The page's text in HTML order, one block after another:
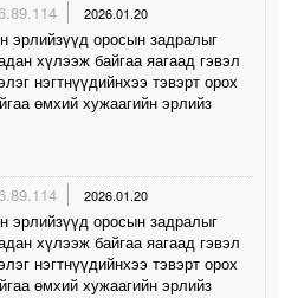
2026.01.20
эрлийзүүд оросын задралыг
хүлээж байгаа яагаад гэвэл
нэгтнүүдийнхээ тэвэрт орох
өмхий хужаагийн эрлийз
2026.01.20
эрлийзүүд оросын задралыг
хүлээж байгаа яагаад гэвэл
нэгтнүүдийнхээ тэвэрт орох
өмхий хужаагийн эрлийз